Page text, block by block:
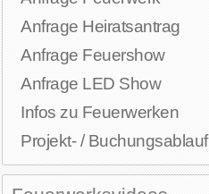
Anfrage Heiratsantrag
Anfrage Feuershow
Anfrage LED Show
Infos zu Feuerwerken
Projekt- / Buchungsablauf